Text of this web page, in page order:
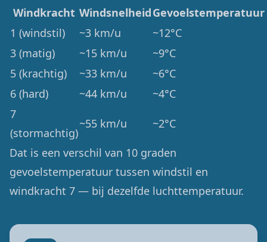
Windkracht WindsnelheidGevoelstemperatuur
1 (windstil)
~3 km/u
~12°C
3 (matig)
~15 km/u
~9°C
5 (krachtig)
~33 km/u
~6°C
6 (hard)
~44 km/u
~4°C
7
(stormachtig)
~55 km/u ~2°C
Dat is een verschil van 10 graden
gevoelstemperatuur tussen windstil en
windkracht 7 — bij dezelfde luchttemperatuur.